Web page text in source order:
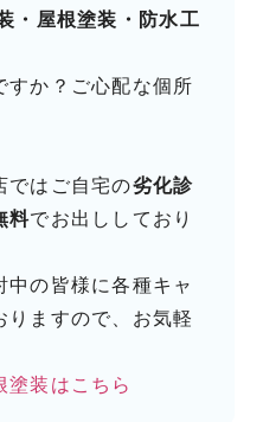
・屋根塗装・防水工
すか？ご心配な個所
ではご自宅の劣化診
料でお出ししており
中の皆様に各種キャ
りますので、お気軽
塗装はこちら